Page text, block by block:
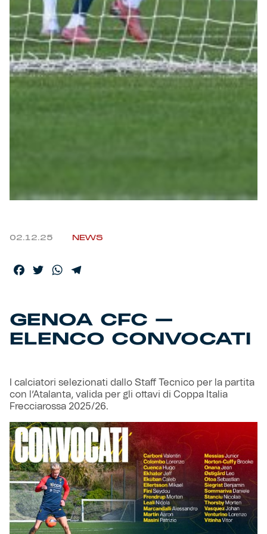
Robe di Kappa x Genoa
Vintage Collection
Red&Blue Voices
Party
Caffè Boasi x Genoa
Isolani x Genoa
Fortissimo batte il mio cuor
02.12.25 NEWS
Facebook
TwitterWhatsApp
GENOA CFC –
ELENCO CONVOCATI
I calciatori selezionati dallo Staff Tecnico per la partita
con l’Atalanta, valida per gli ottavi di Coppa Italia
Frecciarossa 2025/26.